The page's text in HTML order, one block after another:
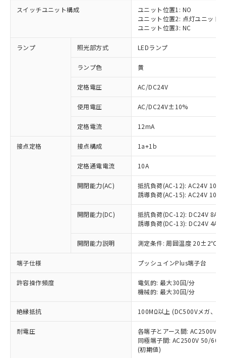
スイッチユニット構成
ユニット位置1: NO
ユニット位置2: 点灯ユニット
ユニット位置3: NC
ランプ 照光部方式 LEDランプ
ランプ色 黄
定格電圧 AC/DC24V
使用電圧 AC/DC24V±10%
定格電流 12mA
接点定格 接点構成 1a+1b
定格通電電流 10A
開閉能力(AC)
抵抗負荷(AC-12): AC24V 10A/
誘導負荷(AC-15): AC24V
開閉能力(DC)
抵抗負荷(DC-12): DC24V 8A/
誘導負荷(DC-13): DC24V 4A/
開閉能力説明 測定条件: 周囲温度 20±2℃、
端子仕様 プッシュインPlus端子台
許容操作頻度
電気的: 最大30回/分
機械的: 最大30回/分
絶縁抵抗 100MΩ以上 (DC500Vメガ、点
耐電圧
各端子とアース間: AC2500V
同極端子間: AC2500V 50/
(初期値)
ご利用条件
ご利用ください。
本サービスは、当社制御機器事業取扱
商品の当社在庫状況および標準価格
(税抜)を提供させていただくもので
当社制御機器事業取扱商品の中には、
本サービスの対象外となる商品もある
ことをご了承ください。
在庫状況および標準価格照会結果は、
対応済み：EU RoHS指令（10物質）の
非含有に対応した製品が提供可能な商品で
対応予定：EU RoHS指令（10物質）の非含
有に対応した製品に切り替える予定のある
対応予定なし：EU RoHS指令（10物質）の
非含有に非対応の商品で、対応品を出す予
定はありません。
調査・確認中：EU RoHS指令（10物質）の
非含有の対応状況を調査中または確認中の
害物質有無と関係のない商品です。
仕入先様の事情により、非含有部品として
いたものが、含有品と判明した場合などや
むを得ず変更することがあります。
※1 中国RoHS○×表
「○」：最大均質材料含有率が中国RoHSの
基準値以下であることを示します。
「×」：最大均質材料含有率が中国RoHSの
基準値を超えていることを示します。
「－」：未確認です。当社販売部門へお問
当社は、これら貴社製品のうち、外国
為替および外国貿易法に定める商品